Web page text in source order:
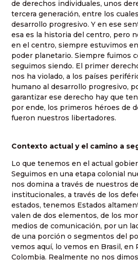
de derechos individuales, unos
tercera generación, entre los
desarrollo progresivo. Y en ese
esa es la historia del centro, pero
en el centro, siempre estuvimos
poder planetario. Siempre fuimos
seguimos siendo. El primer
nos ha violado, a los países
humano al desarrollo progresivo,
garantizar ese derecho hay que
por ende, los primeros héroes de
fueron nuestros libertadores.
Contexto actual y el camino a
Lo que tenemos en el actual
Seguimos en una etapa colonial
nos domina a través de nuestros
institucionales, a través de los
estados, tenemos Estados
valen de dos elementos, de los
medios de comunicación, por un
de una porción o segmentos del
vemos aquí, lo vemos en Brasil, en
Colombia. Realmente no nos